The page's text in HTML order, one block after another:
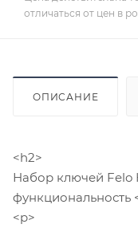
отличаться от цен в
ОПИСАНИЕ
<h2>
Набор ключей Felo
функциональность
<p>